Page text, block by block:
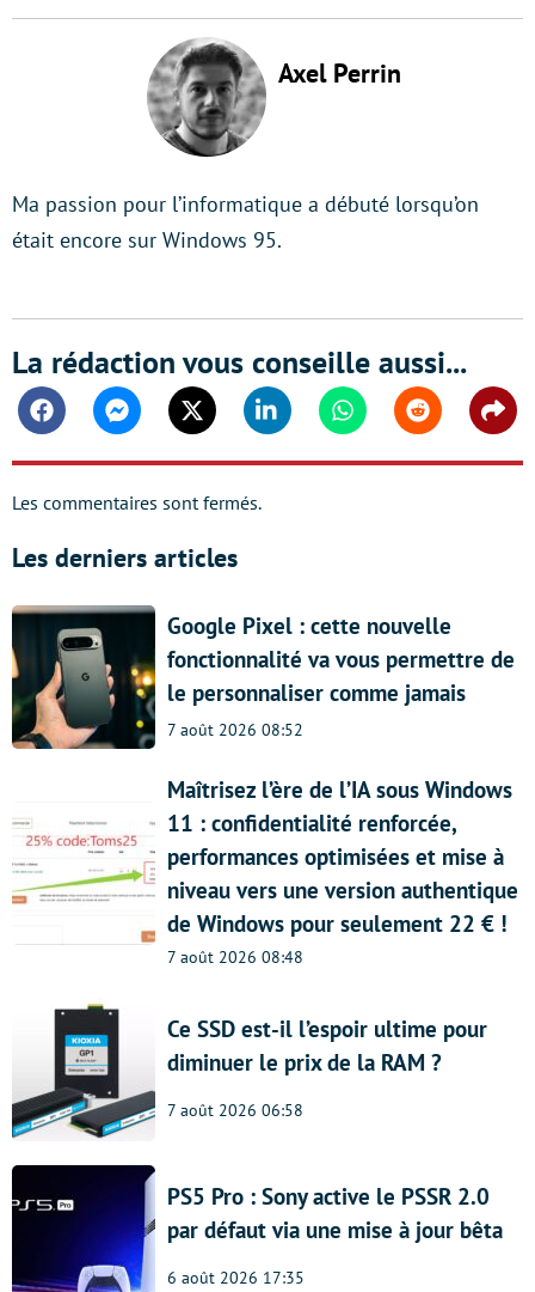
Axel Perrin
Ma passion pour l’informatique a débuté lorsqu’on
était encore sur Windows 95.
La rédaction vous conseille aussi...
FacebookMessengerTwitter Linkedin WhatsappReddit
Les commentaires sont fermés.
Les derniers articles
Google Pixel : cette nouvelle
fonctionnalité va vous permettre de
le personnaliser comme jamais
7 août 2026 08:52
Maîtrisez l’ère de l’IA sous Windows
11 : confidentialité renforcée,
performances optimisées et mise à
niveau vers une version authentique
de Windows pour seulement 22 € !
7 août 2026 08:48
Ce SSD est-il l’espoir ultime pour
diminuer le prix de la RAM ?
7 août 2026 06:58
PS5 Pro : Sony active le PSSR 2.0
par défaut via une mise à jour bêta
6 août 2026 17:35